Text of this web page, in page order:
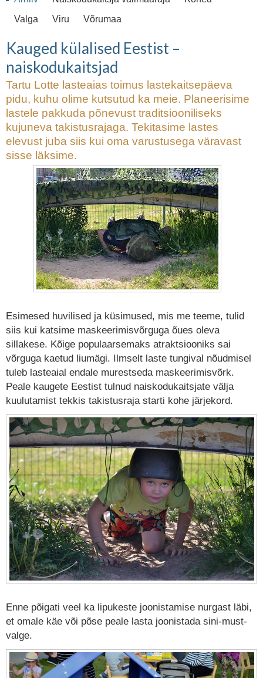
Valga
Viru Võrumaa
Kauged külalised Eestist –
naiskodukaitsjad
Tartu Lotte lasteaias toimus lastekaitsepäeva
pidu, kuhu olime kutsutud ka meie. Planeerisime
lastele pakkuda põnevust traditsiooniliseks
kujuneva takistusrajaga. Tekitasime lastes
elevust juba siis kui oma varustusega väravast
sisse läksime.
Esimesed huvilised ja küsimused, mis me teeme, tulid
siis kui katsime maskeerimisvõrguga õues oleva
sillakese. Kõige populaarsemaks atraktsiooniks sai
võrguga kaetud liumägi. Ilmselt laste tungival nõudmisel
tuleb lasteaial endale murestseda maskeerimisvõrk.
Peale kaugete Eestist tulnud naiskodukaitsjate välja
kuulutamist tekkis takistusraja starti kohe järjekord.
Enne põigati veel ka lipukeste joonistamise nurgast läbi,
et omale käe või põse peale lasta joonistada sini-must-
valge.